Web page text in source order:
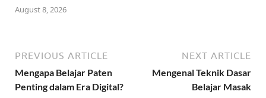
August 8, 2026
PREVIOUS ARTICLE
Mengapa Belajar Paten
Penting dalam Era Digital?
NEXT ARTICLE
Mengenal Teknik Dasar
Belajar Masak